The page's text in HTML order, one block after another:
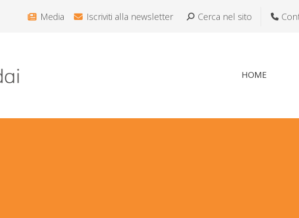
Media Iscriviti alla newsletter Cerca:Cerca nel sito
HOME